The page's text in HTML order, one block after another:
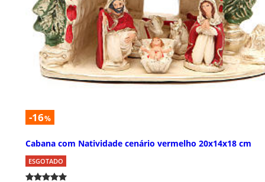
-16%
Cabana com Natividade cenário vermelho 20x14x18 cm
ESGOTADO